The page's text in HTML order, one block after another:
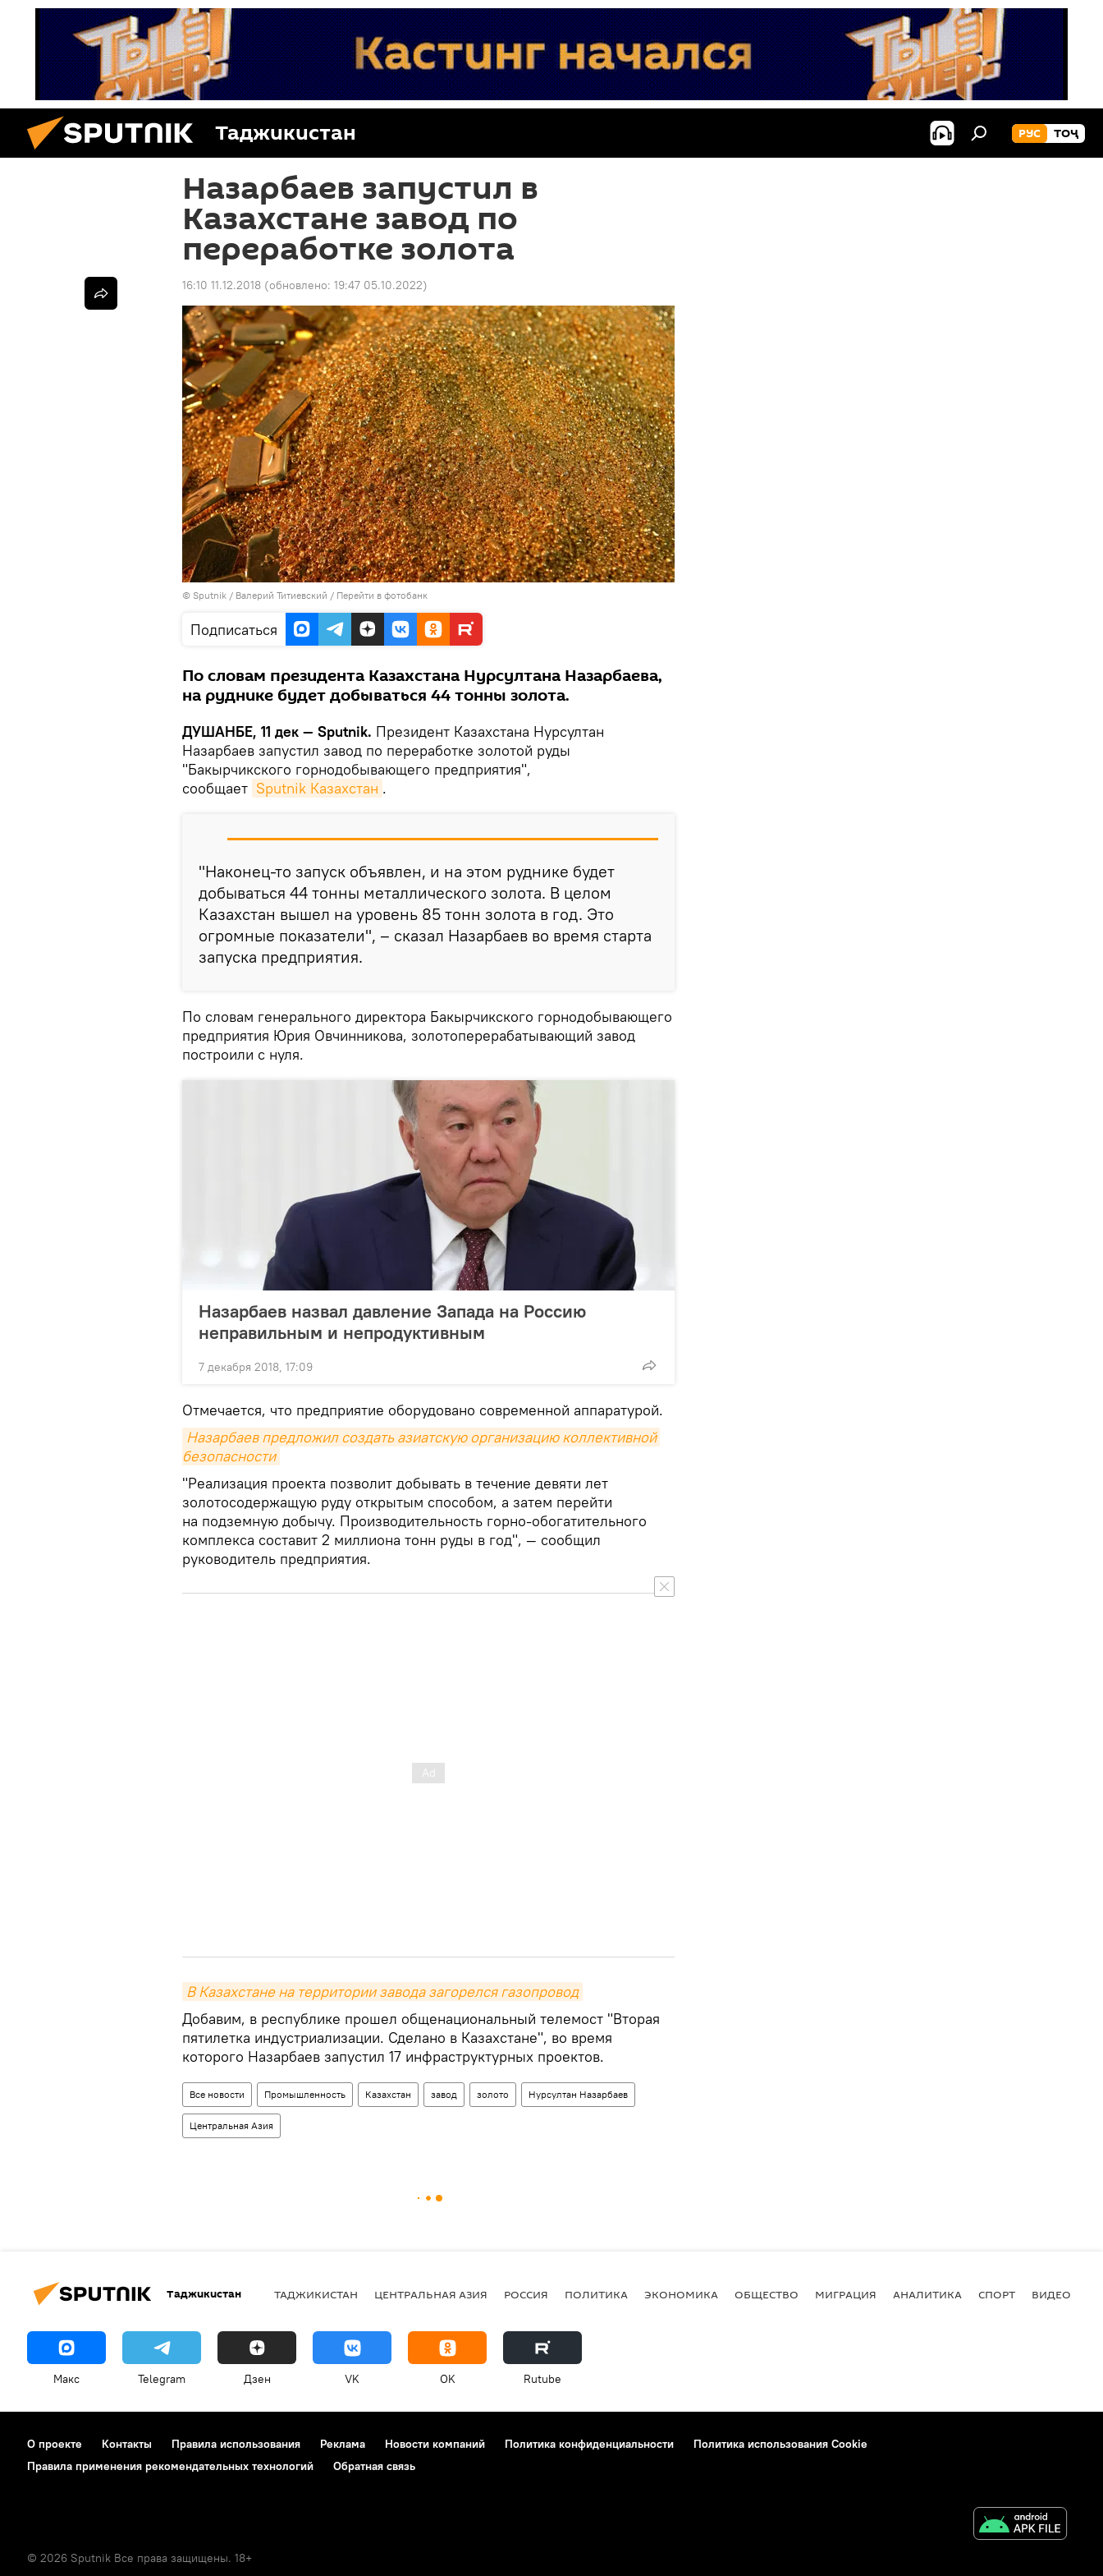
Таджикистан РУС ТОҶ
Назарбаев запустил в
Казахстане завод по
переработке золота
16:10 11.12.2018 (обновлено: 19:47 05.10.2022)
© Sputnik / Валерий Титиевский / Перейти в фотобанк
Подписаться
По словам президента Казахстана Нурсултана Назарбаева,
на руднике будет добываться 44 тонны золота.
ДУШАНБЕ, 11 дек — Sputnik. Президент Казахстана Нурсултан
Назарбаев запустил завод по переработке золотой руды
"Бакырчикского горнодобывающего предприятия",
сообщает Sputnik Казахстан .
"Наконец-то запуск объявлен, и на этом руднике будет
добываться 44 тонны металлического золота. В целом
Казахстан вышел на уровень 85 тонн золота в год. Это
огромные показатели", – сказал Назарбаев во время старта
запуска предприятия.
По словам генерального директора Бакырчикского горнодобывающего
предприятия Юрия Овчинникова, золотоперерабатывающий завод
построили с нуля.
Назарбаев назвал давление Запада на Россию
неправильным и непродуктивным
7 декабря 2018, 17:09
Отмечается, что предприятие оборудовано современной аппаратурой.
Назарбаев предложил создать азиатскую организацию коллективной
безопасности
"Реализация проекта позволит добывать в течение девяти лет
золотосодержащую руду открытым способом, а затем перейти
на подземную добычу. Производительность горно-обогатительного
комплекса составит 2 миллиона тонн руды в год", — сообщил
руководитель предприятия.
В Казахстане на территории завода загорелся газопровод
Добавим, в республике прошел общенациональный телемост "Вторая
пятилетка индустриализации. Сделано в Казахстане", во время
которого Назарбаев запустил 17 инфраструктурных проектов.
Все новости Промышленность Казахстан завод золото Нурсултан Назарбаев
Центральная Азия
Таджикистан ТАДЖИКИСТАН ЦЕНТРАЛЬНАЯ АЗИЯ РОССИЯ ПОЛИТИКА ЭКОНОМИКА ОБЩЕСТВО МИГРАЦИЯ АНАЛИТИКА СПОРТ ВИДЕО
Макс Telegram Дзен VK OK Rutube
О проекте Контакты Правила использования Реклама Новости компаний Политика конфиденциальности
Политика использования Cookie
Правила применения рекомендательных технологий
Обратная связь
© 2026 Sputnik Все права защищены. 18+